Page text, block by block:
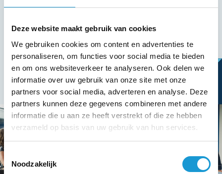
Deze website maakt gebruik van cookies
We gebruiken cookies om content en advertenties te
personaliseren, om functies voor social media te bieden
en om ons websiteverkeer te analyseren. Ook delen we
informatie over uw gebruik van onze site met onze
partners voor social media, adverteren en analyse. Deze
partners kunnen deze gegevens combineren met andere
informatie die u aan ze heeft verstrekt of die ze hebben
verzameld op basis van uw gebruik van hun services.
Toestemmingsselectie
Noodzakelijk